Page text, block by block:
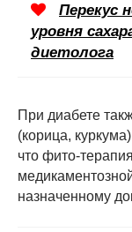
Перекус
уровня
диетолога
При диабете
(корица,
что фито-
назначенному